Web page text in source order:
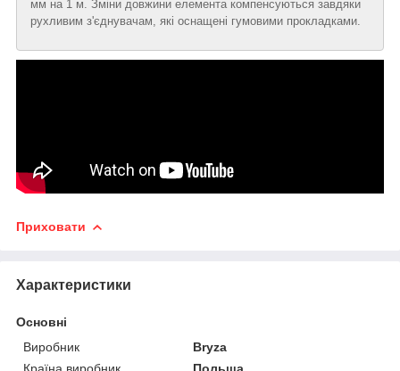
мм на 1 м. Зміни довжини елемента компенсуються завдяки
рухливим з'єднувачам, які оснащені гумовими прокладками.
Приховати
Характеристики
Основні
Виробник
Bryza
Країна виробник
Польща